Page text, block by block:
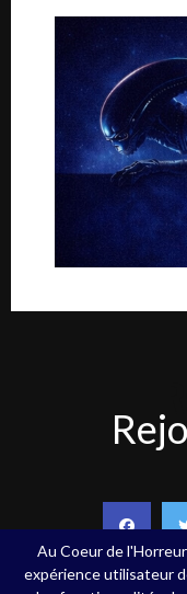
Au Coeur de
expérience utilisateur